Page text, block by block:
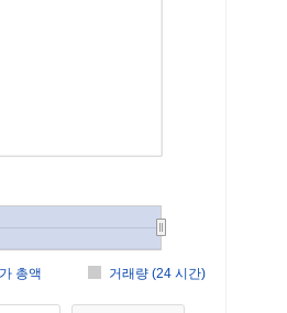
총액 거래량 (24 시간)